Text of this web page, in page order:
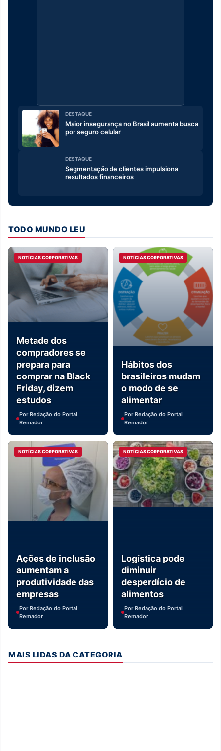
DESTAQUE
Maior insegurança no Brasil aumenta busca
por seguro celular
DESTAQUE
Segmentação de clientes impulsiona
resultados financeiros
TODO MUNDO LEU
NOTÍCIAS CORPORATIVAS
Metade dos
compradores se
prepara para
comprar na Black
Friday, dizem
estudos
Por Redação do Portal
Remador
NOTÍCIAS CORPORATIVAS
Hábitos dos
brasileiros mudam
o modo de se
alimentar
Por Redação do Portal
Remador
NOTÍCIAS CORPORATIVAS
Ações de inclusão
aumentam a
produtividade das
empresas
Por Redação do Portal
Remador
NOTÍCIAS CORPORATIVAS
Logística pode
diminuir
desperdício de
alimentos
Por Redação do Portal
Remador
MAIS LIDAS DA CATEGORIA